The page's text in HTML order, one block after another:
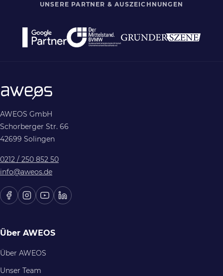
UNSERE PARTNER & AUSZEICHNUNGEN
AWEOS GmbH
Schorberger Str. 66
42699 Solingen
0212 / 250 852 50
info@aweos.de
Über AWEOS
Über AWEOS
Unser Team